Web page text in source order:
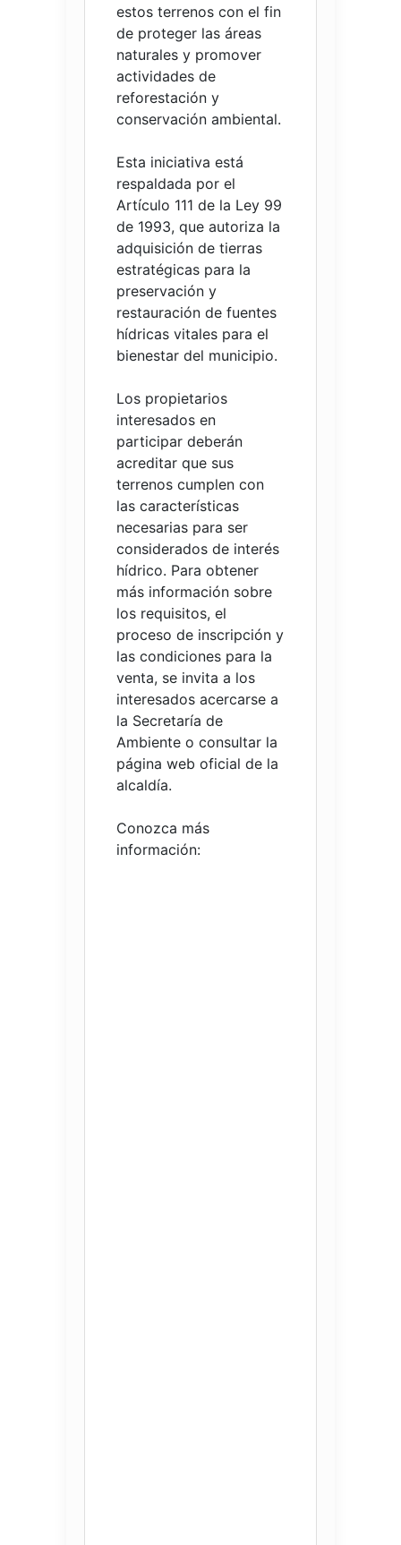
estos terrenos con el fin
de proteger las áreas
naturales y promover
actividades de
reforestación y
conservación ambiental.
Esta iniciativa está
respaldada por el
Artículo 111 de la Ley 99
de 1993, que autoriza la
adquisición de tierras
estratégicas para la
preservación y
restauración de fuentes
hídricas vitales para el
bienestar del municipio.
Los propietarios
interesados en
participar deberán
acreditar que sus
terrenos cumplen con
las características
necesarias para ser
considerados de interés
hídrico. Para obtener
más información sobre
los requisitos, el
proceso de inscripción y
las condiciones para la
venta, se invita a los
interesados acercarse a
la Secretaría de
Ambiente o consultar la
página web oficial de la
alcaldía.
Conozca más
información: